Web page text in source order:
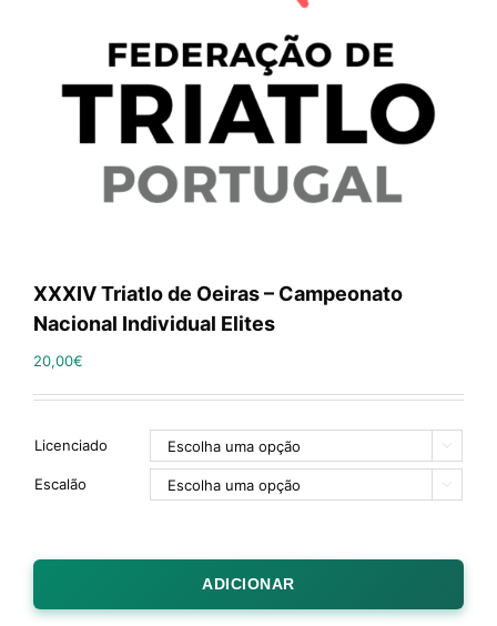
XXXIV Triatlo de Oeiras – Campeonato
Nacional Individual Elites
20,00€
Licenciado 
Escalão 
ADICIONAR